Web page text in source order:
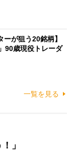
ーが狙う20銘柄】
90歳現役トレーダ
一覧を見る
」